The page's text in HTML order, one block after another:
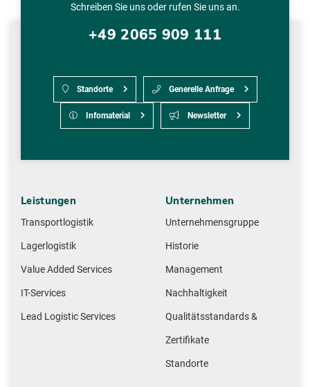
Schreiben Sie uns oder rufen Sie uns an.
+49 2065 909 111
Standorte Generelle Anfrage
Infomaterial Newsletter
Leistungen
Transportlogistik
Lagerlogistik
Value Added Services
IT-Services
Lead Logistic Services
Unternehmen
Unternehmensgruppe
Historie
Management
Nachhaltigkeit
Qualitätsstandards &
Zertifikate
Standorte